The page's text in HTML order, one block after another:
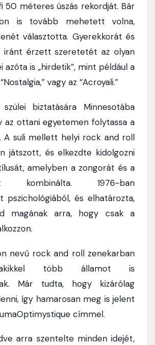
50 méteres úszás rekordját. Bár
is tovább mehetett volna,
választotta. Gyerekkorát és
iránt érzett szeretetét az olyan
azóta is „hirdetik”, mint például a
vagy az “Acroyali.”
biztatására Minnesotába
az ottani egyetemen folytassa a
A suli mellett helyi rock and roll
játszott, és elkezdte kidolgozni
amelyben a zongorát és a
kombinálta. 1976-ban
pszichológiából, és elhatározta,
magának arra, hogy csak a
nevű rock and roll zenekarban
több államot is
Már tudta, hogy kizárólag
így hamarosan meg is jelent
címmel.
arra szentelte minden idejét,